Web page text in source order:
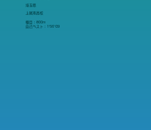
埼玉県
上尾南高校
種目：800m
自己ベスト：1′56″09